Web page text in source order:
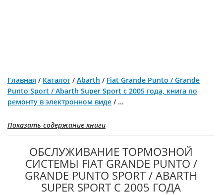
Главная / Каталог /Abarth / Fiat Grande Punto / Grande
Punto Sport / Abarth Super Sport с 2005 года, книга по
ремонту в электронном виде / ...
Показать содержание книги
ОБСЛУЖИВАНИЕ ТОРМОЗНОЙ
СИСТЕМЫ FIAT GRANDE PUNTO /
GRANDE PUNTO SPORT / ABARTH
SUPER SPORT С 2005 ГОДА